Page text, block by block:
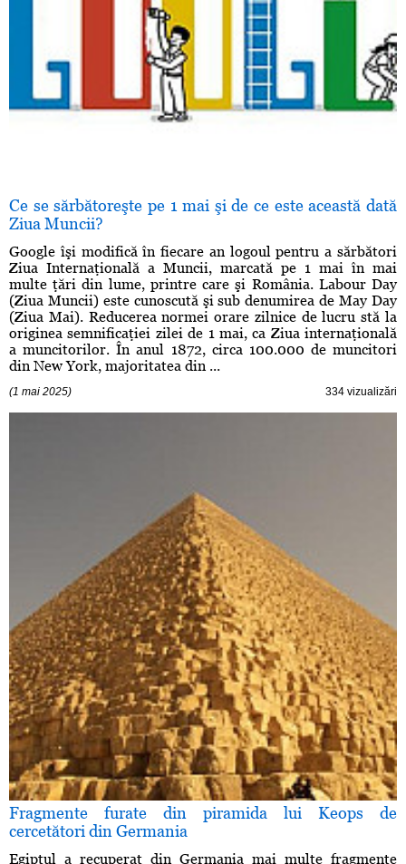
Ce se sărbătoreşte pe 1 mai şi de ce este această dată
Ziua Muncii?
Google îşi modifică în fiecare an logoul pentru a sărbători
Ziua Internaţională a Muncii, marcată pe 1 mai în mai
multe ţări din lume, printre care şi România. Labour Day
(Ziua Muncii) este cunoscută şi sub denumirea de May Day
(Ziua Mai). Reducerea normei orare zilnice de lucru stă la
originea semnificaţiei zilei de 1 mai, ca Ziua internaţională
a muncitorilor. În anul 1872, circa 100.000 de muncitori
din New York, majoritatea din ...
(1 mai 2025) 334 vizualizări
Fragmente furate din piramida lui Keops de
cercetători din Germania
Egiptul a recuperat din Germania mai multe fragmente